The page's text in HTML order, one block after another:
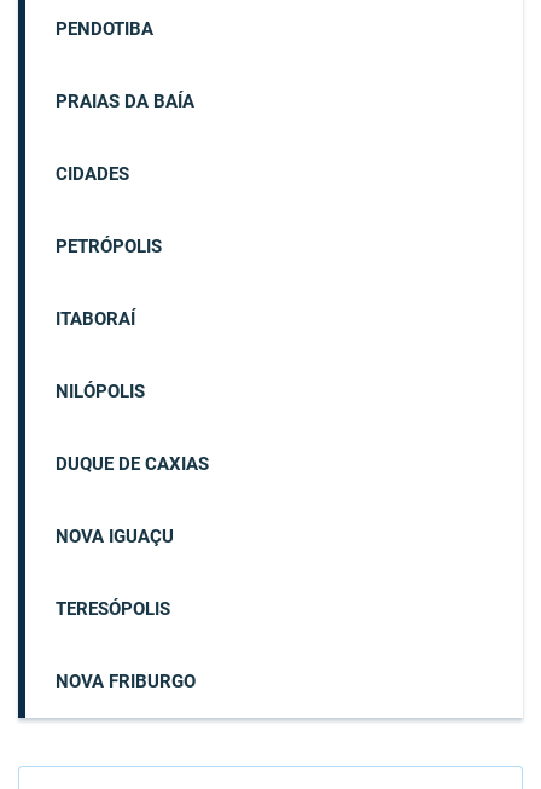
PENDOTIBA
PRAIAS DA BAÍA
CIDADES
PETRÓPOLIS
ITABORAÍ
NILÓPOLIS
DUQUE DE CAXIAS
NOVA IGUAÇU
TERESÓPOLIS
NOVA FRIBURGO